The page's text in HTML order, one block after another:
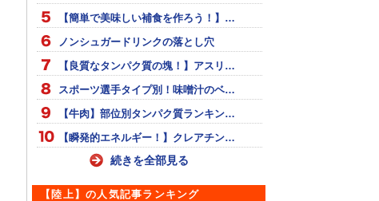
【簡単で美味しい補食を作ろう！】…
ノンシュガードリンクの落とし穴
【良質なタンパク質の塊！】アスリ…
スポーツ選手タイプ別！味噌汁のベ…
【牛肉】部位別タンパク質ランキン…
【瞬発的エネルギー！】クレアチン…
続きを全部見る
【陸上】の人気記事ランキング